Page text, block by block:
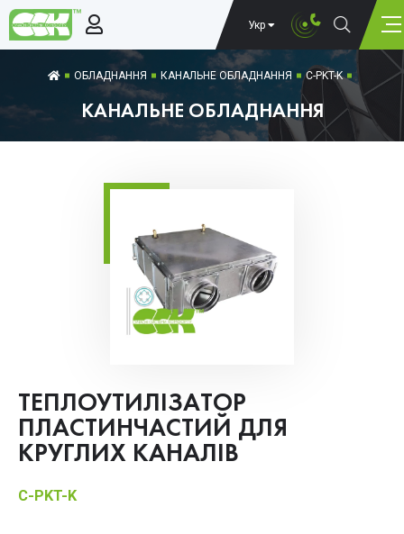
Укр
ОБЛАДНАННЯ КАНАЛЬНЕ ОБЛАДНАННЯ C-PKT-K
КАНАЛЬНЕ ОБЛАДНАННЯ
ТЕПЛОУТИЛІЗАТОР
ПЛАСТИНЧАСТИЙ ДЛЯ
КРУГЛИХ КАНАЛІВ
C-PKT-K